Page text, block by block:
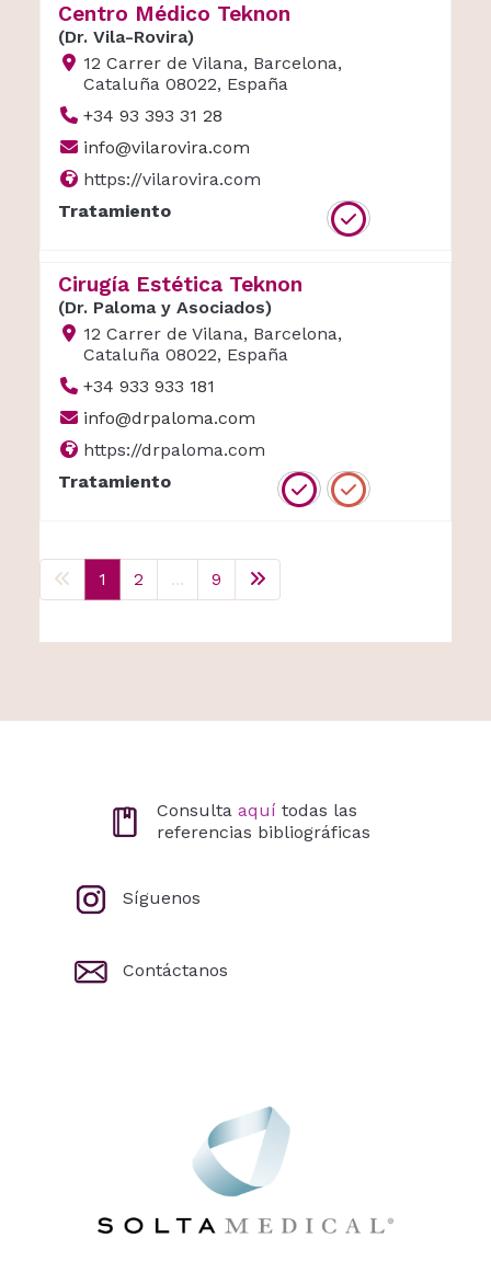
Centro Médico Teknon
(Dr. Vila-Rovira)
12 Carrer de Vilana, Barcelona,
Cataluña 08022, España
+34 93 393 31 28
info@vilarovira.com
https://vilarovira.com
Tratamiento
Cirugía Estética Teknon
(Dr. Paloma y Asociados)
12 Carrer de Vilana, Barcelona,
Cataluña 08022, España
+34 933 933 181
info@drpaloma.com
https://drpaloma.com
Tratamiento
1 2 ... 9
Consulta aquí todas las
referencias bibliográficas
Síguenos
Contáctanos